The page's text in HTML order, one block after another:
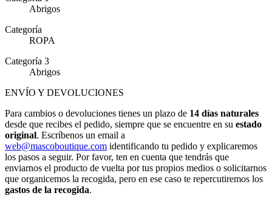
Abrigos
Categoría
ROPA
Categoría 3
Abrigos
ENVÍO Y DEVOLUCIONES
Para cambios o devoluciones tienes un plazo de 14 días naturales
desde que recibes el pedido, siempre que se encuentre en su estado
original. Escríbenos un email a
web@mascoboutique.com identificando tu pedido y explicaremos
los pasos a seguir. Por favor, ten en cuenta que tendrás que
enviarnos el producto de vuelta por tus propios medios o solicitarnos
que organicemos la recogida, pero en ese caso te repercutiremos los
gastos de la recogida.